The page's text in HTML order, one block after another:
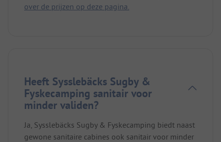
over de prijzen op deze pagina.
Heeft Sysslebäcks Sugby &
Fyskecamping sanitair voor
minder validen?
Ja, Sysslebäcks Sugby & Fyskecamping biedt naast
gewone sanitaire cabines ook sanitair voor minder